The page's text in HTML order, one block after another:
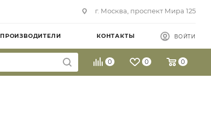
г. Москва, проспект Мира 125
ПРОИЗВОДИТЕЛИ КОНТАКТЫ ВОЙТИ
0 0 0